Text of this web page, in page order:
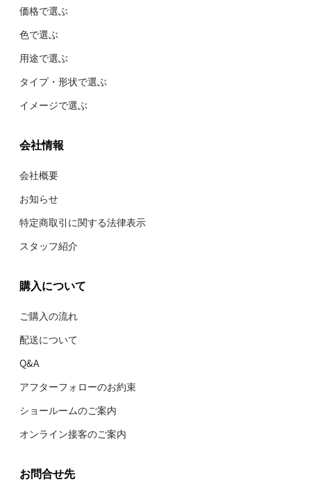
価格で選ぶ
色で選ぶ
用途で選ぶ
タイプ・形状で選ぶ
イメージで選ぶ
会社情報
会社概要
お知らせ
特定商取引に関する法律表示
スタッフ紹介
購入について
ご購入の流れ
配送について
Q&A
アフターフォローのお約束
ショールームのご案内
オンライン接客のご案内
お問合せ先